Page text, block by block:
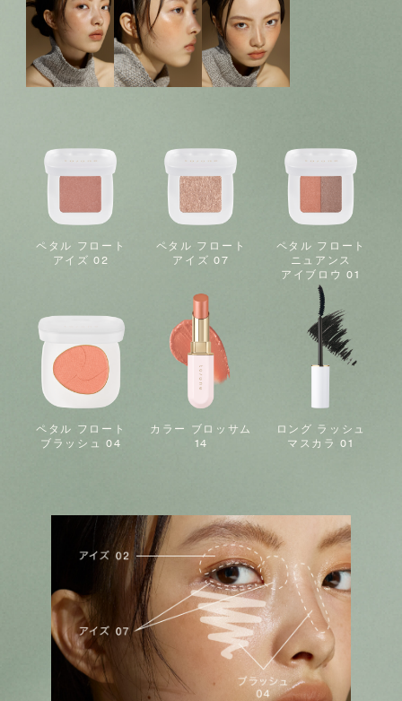
ペタル フロート
アイズ 02
ペタル フロート
アイズ 07
ペタル フロート
ニュアンス
アイブロウ 01
ペタル フロート
ブラッシュ 04
カラー ブロッサム
14
ロング ラッシュ
マスカラ 01